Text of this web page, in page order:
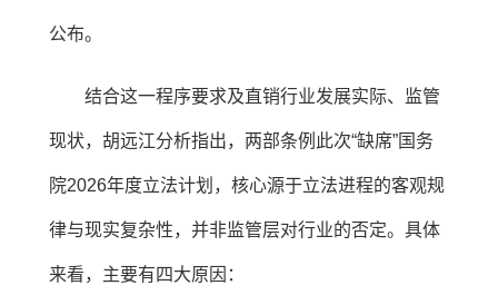
公布。
结合这一程序要求及直销行业发展实际、监管
现状，胡远江分析指出，两部条例此次“缺席”国务
院2026年度立法计划，核心源于立法进程的客观规
律与现实复杂性，并非监管层对行业的否定。具体
来看，主要有四大原因：